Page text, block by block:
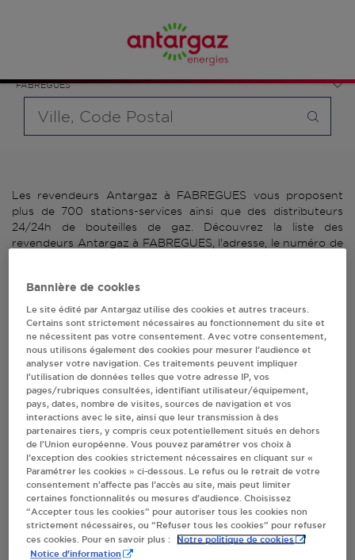
FABREGUES
bouteille souhaité et le type de point de vente (revendeur /
distributeur automatique de bouteilles de gaz ou station GPL
carburant)
Les revendeurs Antargaz à FABREGUES vous proposent
plus de 700 stations-services ainsi que des distributeurs
24/24h de bouteilles de gaz. Découvrez la liste des
revendeurs Antargaz à FABREGUES, l'adresse, le numéro de
3 revendeur(s) Antargaz
à FABREGUES
Villes
INTERMARCHE SUPER FABREGAL
FABREGUES
RN 113
34690FABREGUES
S'Y RENDRE
Bannière de cookies
Le site édité par Antargaz utilise des cookies et autres traceurs.
Certains sont strictement nécessaires au fonctionnement du site et
ne nécessitent pas votre consentement. Avec votre consentement,
nous utilisons également des cookies pour mesurer l’audience et
analyser votre navigation. Ces traitements peuvent impliquer
l’utilisation de données telles que votre adresse IP, vos
pages/rubriques consultées, identifiant utilisateur/équipement,
pays, dates, nombre de visites, sources de navigation et vos
interactions avec le site, ainsi que leur transmission à des
partenaires tiers, y compris ceux potentiellement situés en dehors
de l’Union européenne. Vous pouvez paramétrer vos choix à
l’exception des cookies strictement nécessaires en cliquant sur «
Paramétrer les cookies » ci-dessous. Le refus ou le retrait de votre
consentement n’affecte pas l’accès au site, mais peut limiter
certaines fonctionnalités ou mesures d’audience. Choisissez
“Accepter tous les cookies” pour autoriser tous les cookies non
strictement nécessaires, ou “Refuser tous les cookies” pour refuser
ces cookies. Pour en savoir plus :
Notre politique de cookies
Notice d'information